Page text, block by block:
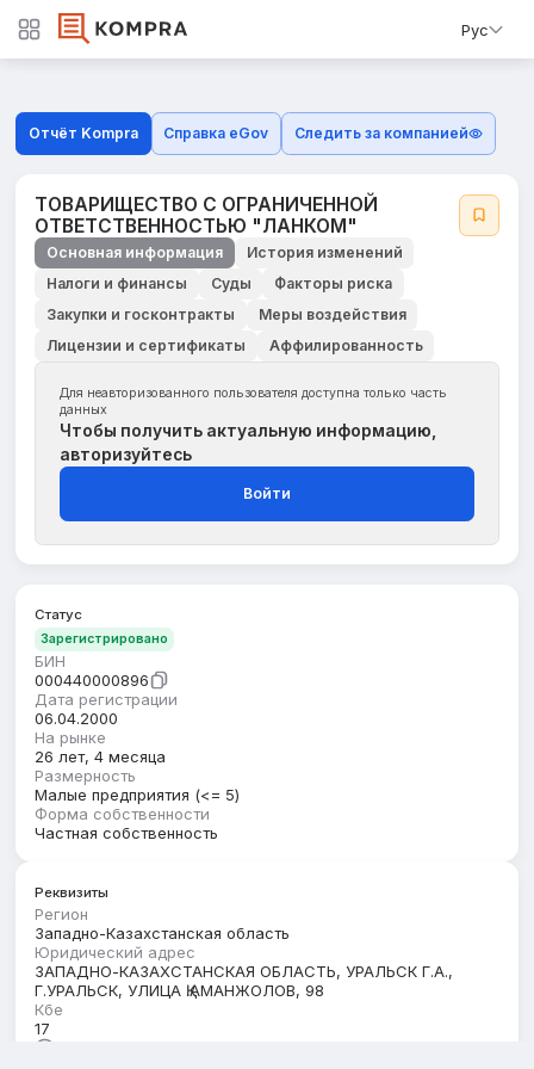
Рус
Отчёт Kompra Справка eGov Следить за компанией
ТОВАРИЩЕСТВО С ОГРАНИЧЕННОЙ
ОТВЕТСТВЕННОСТЬЮ "ЛАНКОМ"
Основная информация
История изменений
Налоги и финансы
Суды
Факторы риска
Закупки и госконтракты
Меры воздействия
Лицензии и сертификаты
Аффилированность
Для неавторизованного пользователя доступна только часть
данных
Чтобы получить актуальную информацию,
авторизуйтесь
Войти
Статус
Зарегистрировано
БИН
000440000896
Дата регистрации
06.04.2000
На рынке
26 лет, 4 месяца
Размерность
Малые предприятия (<= 5)
Форма собственности
Частная собственность
Реквизиты
Регион
Западно-Казахстанская область
Юридический адрес
ЗАПАДНО-КАЗАХСТАНСКАЯ ОБЛАСТЬ, УРАЛЬСК Г.А.,
Г.УРАЛЬСК, УЛИЦА Қ.АМАНЖОЛОВ, 98
Кбе
17